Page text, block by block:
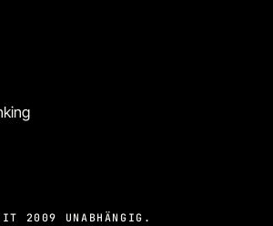
2009 UNABHÄNGIG.